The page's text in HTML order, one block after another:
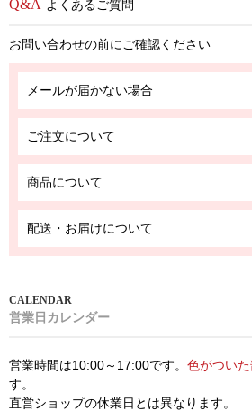
よくあるご質問
お問い合わせの前にご確認ください
メールが届かない場合
ご注文について
商品について
配送・お届けについて
営業日カレンダー
営業時間は10:00～17:00です。 色がつい
す。
直営ショップの休業日とは異なります。